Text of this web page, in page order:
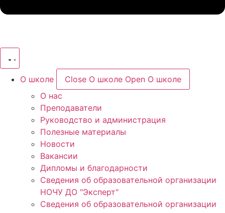
О школе Close О школе Open О школе
О нас
Преподаватели
Руководство и администрация
Полезные материалы
Новости​
Вакансии
Дипломы и благодарности
Сведения об образовательной организации
НОЧУ ДО "Эксперт"
Сведения об образовательной организации